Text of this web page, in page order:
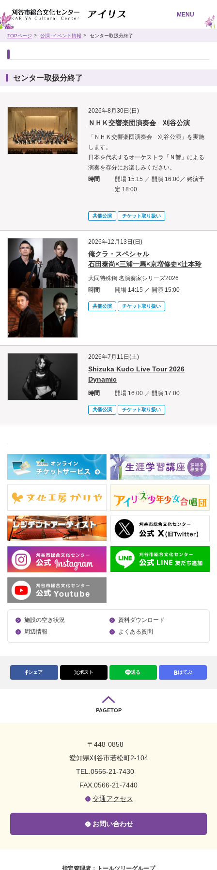
MENU
TOPページ 公演･イベント情報 センター取扱分終了
センター取扱分終了
2026年8月30日(日)
ＮＨＫ交響楽団演奏会 刈谷公演
「ＮＨＫ交響楽団演奏会 刈谷公演」を実施
します。
日本を代表するオーケストラ「Ｎ響」による
演奏を存分にお楽しみください。
時間
開場 15:15 ／ 開演 16:00／ 終演予
定 18:00
共催公演 チケット取り扱い
2026年12月13日(日)
俺クラ・スペシャル
石田泰尚×三浦一馬×京増修史×辻本玲
大同特殊鋼 名演奏家シリーズ2026
時間
開場 14:15 ／ 開演 15:00
共催公演 チケット取り扱い
2026年7月11日(土)
Shizuka Kudo Live Tour 2026
Dynamic
時間 開場 16:00 ／ 開演 17:00
共催公演 チケット取り扱い
施設の空き状況
資料ダウンロード
周辺情報
よくある質問
シェア ポスト 送る はてぶ
PAGETOP
〒448-0858
愛知県刈谷市若松町2-104
TEL.0566-21-7430
FAX.0566-21-7440
交通アクセス
お問い合わせ
指定管理者：トールツリーグループ